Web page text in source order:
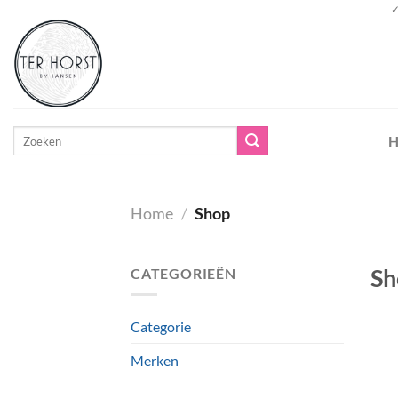
naar
inhoud
Zoeken
Home / Shop
CATEGORIEËN
Categorie
Merken